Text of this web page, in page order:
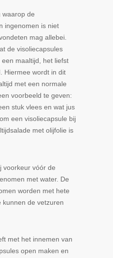
waarop de
ingenomen is niet
mag allebei.
de visoliecapsules
maaltijd, het liefst
Hiermee wordt in dit
met een normale
voorbeeld te geven:
stuk vlees en wat jus
een visoliecapsule bij
met olijfolie is
voorkeur vóór de
met water. De
worden met hete
kunnen de vetzuren
met het innemen van
open maken en